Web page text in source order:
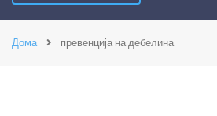
Дома превенција на дебелина